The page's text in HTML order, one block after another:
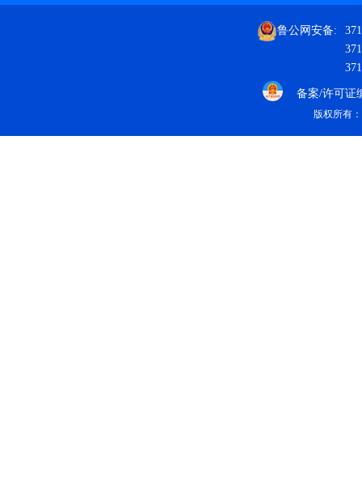
鲁公网安备:
备案/许可证
版权所有